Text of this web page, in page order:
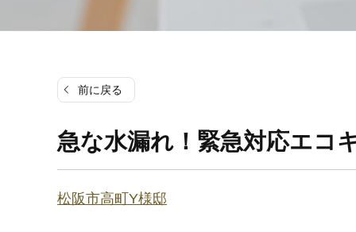
前に戻る
急な水漏れ！緊急対応エコ
松阪市高町Y様邸